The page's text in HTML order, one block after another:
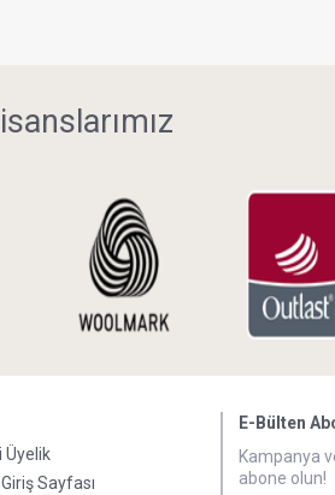
Üyelik
Sayfası
E-Bülten
Kampanya
abone olun!